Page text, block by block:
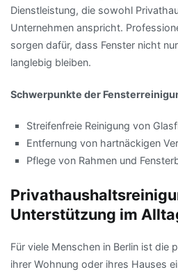
Dienstleistung, die sowohl
Unternehmen anspricht.
sorgen dafür, dass Fenster nicht
langlebig bleiben.
Schwerpunkte der
Streifenfreie Reinigung von
Entfernung von hartnäckigen
Pflege von Rahmen und
Unterstützung im
Für viele Menschen in Berlin ist die
ihrer Wohnung oder ihres Hauses